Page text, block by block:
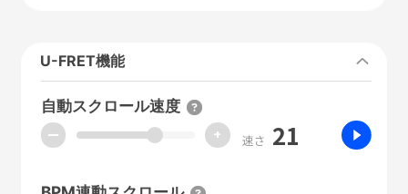
U-FRET機能
自動スクロール速度
ー + 速さ 21